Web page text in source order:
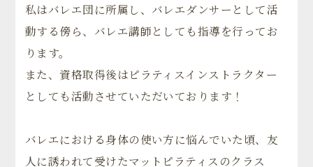
私はバレエ団に所属し、バレエダンサーとして活
動する傍ら、バレエ講師としても指導を行ってお
ります。
また、資格取得後はピラティスインストラクター
としても活動させていただいております！
バレエにおける身体の使い方に悩んでいた頃、友
人に誘われて受けたマットピラティスのクラス